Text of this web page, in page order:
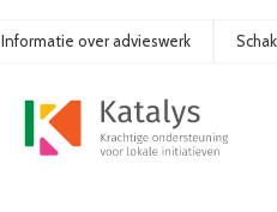
Informatie over advieswerk